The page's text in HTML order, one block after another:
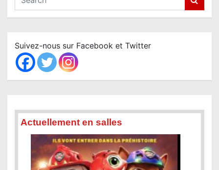
a
c
h
Suivez-nous sur Facebook et Twitter
Actuellement en salles